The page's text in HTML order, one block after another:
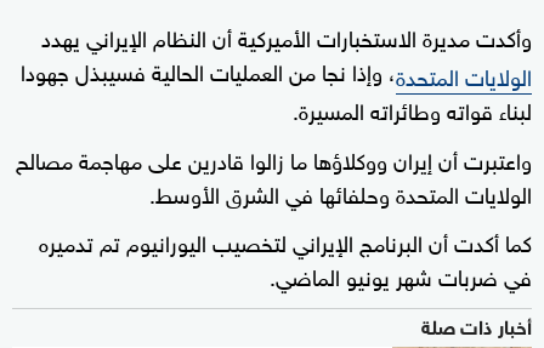
وأكدت مديرة الاستخبارات الأميركية أن النظام الإيراني يهدد
الولايات المتحدة، وإذا نجا من العمليات الحالية فسيبذل جهودا
لبناء قواته وطائراته المسيرة.
واعتبرت أن إيران ووكلاؤها ما زالوا قادرين على مهاجمة مصالح
الولايات المتحدة وحلفائها في الشرق الأوسط.
كما أكدت أن البرنامج الإيراني لتخصيب اليورانيوم تم تدميره
في ضربات شهر يونيو الماضي.
أخبار ذات صلة